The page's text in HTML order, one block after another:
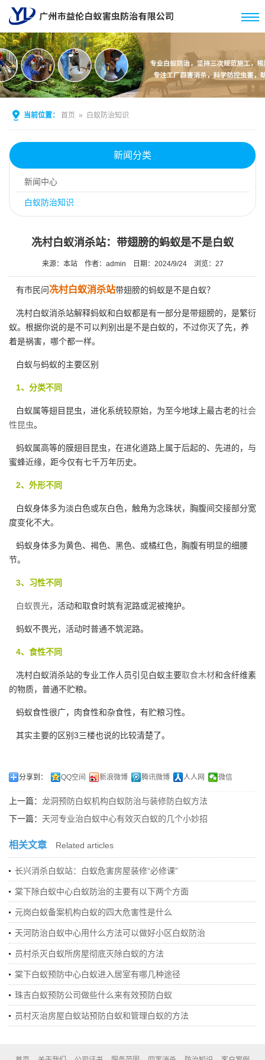
当前位置： 首页 » 白蚁防治知识
新闻分类
新闻中心
白蚁防治知识
冼村白蚁消杀站：带翅膀的蚂蚁是不是白蚁
来源：本站 作者：admin 日期：2024/9/24 浏览： 27
有市民问冼村白蚁消杀站带翅膀的蚂蚁是不是白蚁？
冼村白蚁消杀站解释蚂蚁和白蚁都是有一部分是带翅膀的，是繁衍
蚁。根据你说的是不可以判别出是不是白蚁的，不过你灭了先，养
着是祸害，哪个都一样。
白蚁与蚂蚁的主要区别
1、分类不同
白蚁属等翅目昆虫，进化系统较原始，为至今地球上最古老的社会
性昆虫。
蚂蚁属高等的膜翅目昆虫，在进化道路上属于后起的、先进的，与
蜜蜂近缘，距今仅有七千万年历史。
2、外形不同
白蚁身体多为淡白色或灰白色，触角为念珠状，胸腹间交接部分宽
度变化不大。
蚂蚁身体多为黄色、褐色、黑色、或橘红色，胸腹有明显的细腰
节。
3、习性不同
白蚁畏光，活动和取食时筑有泥路或泥被掩护。
蚂蚁不畏光，活动时普通不筑泥路。
4、食性不同
冼村白蚁消杀站的专业工作人员引见白蚁主要取食木材和含纤维素
的物质，普通不贮粮。
蚂蚁食性很广，肉食性和杂食性，有贮粮习性。
其实主要的区别3三楼也说的比较清楚了。
分享到： QQ空间 新浪微博 腾讯微博 人人网 微信
上一篇： 龙洞预防白蚁机构白蚁防治与装修防白蚁方法
下一篇： 天河专业治白蚁中心有效灭白蚁的几个小妙招
相关文章 Related articles
长兴消杀白蚁站：白蚁危害房屋装修“必修课”
棠下除白蚁中心白蚁防治的主要有以下两个方面
元岗白蚁备案机构白蚁的四大危害性是什么
天河防治白蚁中心用什么方法可以做好小区白蚁防治
员村杀灭白蚁所房屋彻底灭除白蚁的方法
棠下白蚁预防中心白蚁进入居室有哪几种途径
珠吉白蚁预防公司做些什么来有效预防白蚁
员村灭治房屋白蚁站预防白蚁和管理白蚁的方法